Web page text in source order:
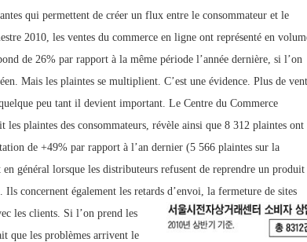
qui permettent de créer un flux entre le consommateur et le
stre 2010, les ventes du commerce en ligne ont représenté en
de 26% par rapport à la même période l’année dernière, si l’on
Mais les plaintes se multiplient. C’est une évidence. Plus de
peu tant il devient important. Le Centre du Commerce
plaintes des consommateurs, révèle ainsi que 8 312 plaintes ont
de +49% par rapport à l’an dernier (5 566 plaintes sur la
général lorsque les distributeurs refusent de reprendre un produit
Ils concernent également les retards d’envoi, la fermeture de sites
les clients. Si l’on prend les
que les problèmes arrivent le